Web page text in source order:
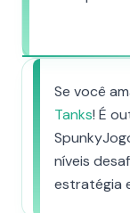
Se você
Tanks! É
níveis
estratégia